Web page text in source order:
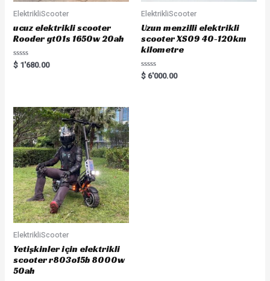
ElektrikliScooter
ucuz elektrikli scooter
Rooder gt01s 1650w 20ah
Rated
0
$ 1'680.00
ElektrikliScooter
Uzun menzilli elektrikli
scooter XS09 40-120km
kilometre
Rated
0
$ 6'000.00
ElektrikliScooter
Yetişkinler için elektrikli
scooter r803o15b 8000w
50ah